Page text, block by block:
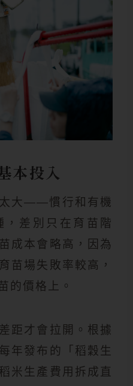
本投入
大——慣行和有機
，差別只在育苗階
成本會略高，因為
苗場失敗率較高，
的價格上。
距才會拉開。根據
每年發布的「稻穀生
米生產費用拆成直